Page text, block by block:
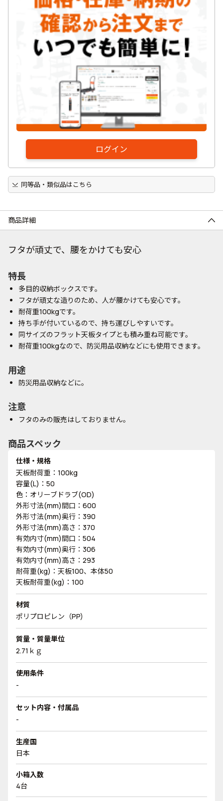
ログイン
同等品・類似品はこちら
商品詳細
フタが頑丈で、腰をかけても安心
特長
多目的収納ボックスです。
フタが頑丈な造りのため、人が腰かけても安心です。
耐荷重100kgです。
持ち手が付いているので、持ち運びしやすいです。
同サイズのフラット天板タイプとも積み重ね可能です。
耐荷重100kgなので、防災用品収納などにも使用できます。
用途
防災用品収納などに。
注意
フタのみの販売はしておりません。
商品スペック
仕様・規格
天板耐荷重：100kg
容量(L)：50
色：オリーブドラブ(OD)
外形寸法(mm)間口：600
外形寸法(mm)奥行：390
外形寸法(mm)高さ：370
有効内寸(mm)間口：504
有効内寸(mm)奥行：306
有効内寸(mm)高さ：293
耐荷重(kg)：天板100、本体50
天板耐荷重(kg)：100
材質
ポリプロピレン（PP)
質量・質量単位
2.71ｋｇ
使用条件
-
セット内容・付属品
-
生産国
日本
小箱入数
4台